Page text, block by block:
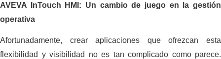
AVEVA InTouch HMI: Un cambio de juego en la gestión
operativa
Afortunadamente, crear aplicaciones que ofrezcan esta
flexibilidad y visibilidad no es tan complicado como parece.